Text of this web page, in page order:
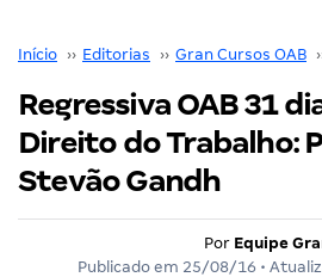
Início ›› Editorias ›› Gran Cursos OAB
Regressiva OAB 31
Direito do Trabalho:
Stevão Gandh
Por Equipe
Publicado em 25/08/16 •